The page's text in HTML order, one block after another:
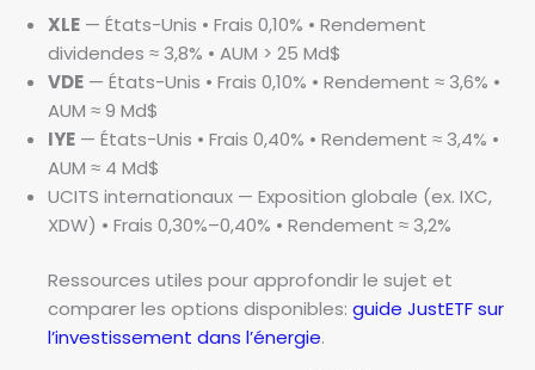
XLE — États-Unis • Frais 0,10% • Rendement
dividendes ≈ 3,8% • AUM > 25 Md$
VDE — États-Unis • Frais 0,10% • Rendement ≈ 3,6% •
AUM ≈ 9 Md$
IYE — États-Unis • Frais 0,40% • Rendement ≈ 3,4% •
AUM ≈ 4 Md$
UCITS internationaux — Exposition globale (ex. IXC,
XDW) • Frais 0,30%–0,40% • Rendement ≈ 3,2%
Ressources utiles pour approfondir le sujet et
comparer les options disponibles: guide JustETF sur
l’investissement dans l’énergie.